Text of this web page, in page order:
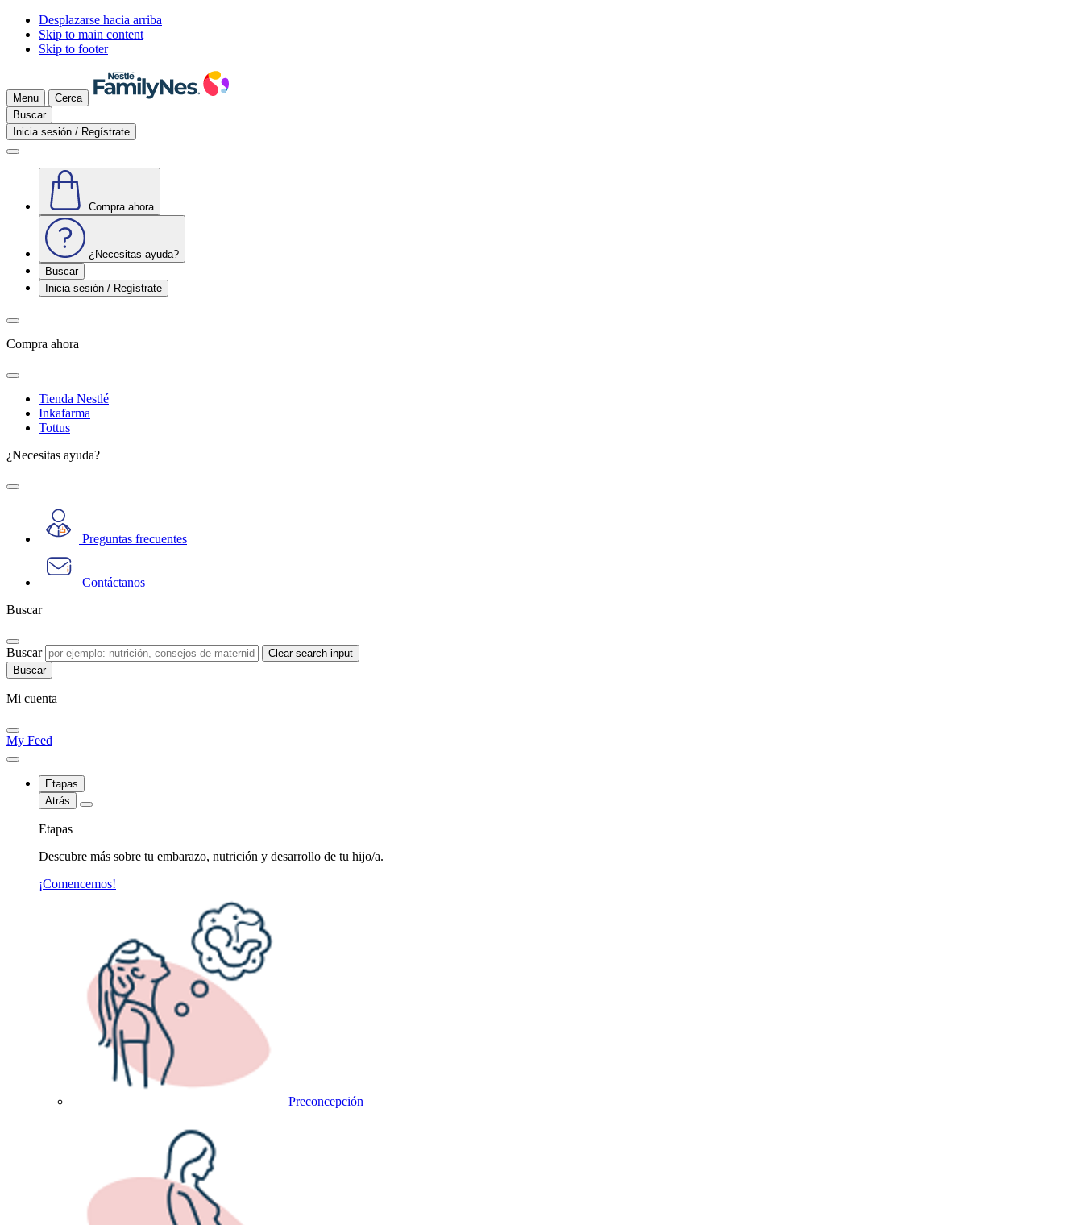
Desplazarse hacia arriba
Skip to main content
Skip to footer
Menu
Cerca
Buscar
Inicia sesión / Regístrate
Compra ahora
¿Necesitas ayuda?
Buscar
Inicia sesión / Regístrate
Compra ahora
Tienda Nestlé
Inkafarma
Tottus
¿Necesitas ayuda?
Preguntas frecuentes
Contáctanos
Buscar
Buscar Clear search input
Mi cuenta
My Feed
Etapas
Atrás
Etapas
Descubre más sobre tu embarazo, nutrición y desarrollo de tu hijo/a.
¡Comencemos!
Preconcepción